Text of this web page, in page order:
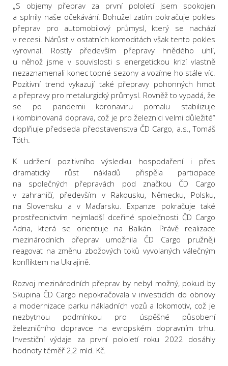
„S objemy přeprav za první pololetí jsem spokojen
a splnily naše očekávání. Bohužel zatím pokračuje pokles
přeprav pro automobilový průmysl, který se nachází
v recesi. Nárůst v ostatních komoditách však tento pokles
vyrovnal. Rostly především přepravy hnědého uhlí,
u něhož jsme v souvislosti s energetickou krizí vlastně
nezaznamenali konec topné sezony a vozíme ho stále víc.
Pozitivní trend vykazují také přepravy pohonných hmot
a přepravy pro metalurgický průmysl. Rovněž to vypadá, že
se po pandemii koronaviru pomalu stabilizuje
i kombinovaná doprava, což je pro železnici velmi důležité“
doplňuje předseda představenstva ČD Cargo, a.s., Tomáš
Tóth.
K udržení pozitivního výsledku hospodaření i přes
dramatický růst nákladů přispěla participace
na společných přepravách pod značkou ČD Cargo
v zahraničí, především v Rakousku, Německu, Polsku,
na Slovensku a v Maďarsku. Expanze pokračuje také
prostřednictvím nejmladší dceřiné společnosti ČD Cargo
Adria, která se orientuje na Balkán. Právě realizace
mezinárodních přeprav umožnila ČD Cargo pružněji
reagovat na změnu zbožových toků vyvolaných válečným
konfliktem na Ukrajině.
Rozvoj mezinárodních přeprav by nebyl možný, pokud by
Skupina ČD Cargo nepokračovala v investicích do obnovy
a modernizace parku nákladních vozů a lokomotiv, což je
nezbytnou podmínkou pro úspěšné působení
železničního dopravce na evropském dopravním trhu.
Investiční výdaje za první pololetí roku 2022 dosáhly
hodnoty téměř 2,2 mld. Kč.